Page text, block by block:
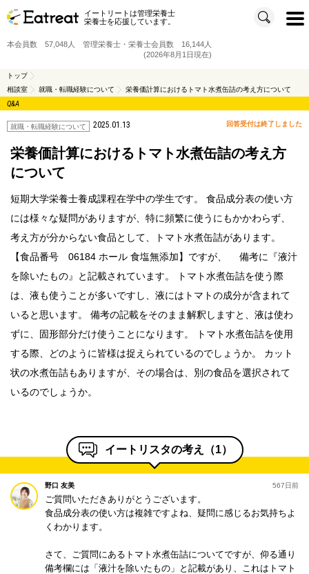
イートリートは管理栄養士
栄養士を応援しています。
t
o
a
i
o
n
本会員数 57,048人 管理栄養士・栄養士会員数 16,144人
(2026年8月1日現在)
トップ
相談室
就職・転職経験について 栄養価計算におけるトマト水煮缶詰の考え方について
Q&A
就職・転職経験について 2025.01.13 回答受付は終了しました
栄養価計算におけるトマト水煮缶詰の考え方
について
短期大学栄養士養成課程在学中の学生です。 食品成分表の使い方
には様々な疑問がありますが、特に頻繁に使うにもかかわらず、
考え方が分からない食品として、トマト水煮缶詰があります。
【食品番号 06184 ホール 食塩無添加】ですが、 備考に『液汁
を除いたもの』と記載されています。 トマト水煮缶詰を使う際
は、液も使うことが多いですし、液にはトマトの成分が含まれて
いると思います。 備考の記載をそのまま解釈しますと、液は使わ
ずに、固形部分だけ使うことになります。 トマト水煮缶詰を使用
する際、どのように皆様は捉えられているのでしょうか。 カット
状の水煮缶詰もありますが、その場合は、別の食品を選択されて
いるのでしょうか。
イートリスタの考え（1）
野口 友美 567日前
ご質問いただきありがとうございます。
食品成分表の使い方は複雑ですよね、疑問に感じるお気持ちよ
くわかります。
さて、ご質問にあるトマト水煮缶詰についてですが、仰る通り
備考欄には「液汁を除いたもの」と記載があり、これはトマト